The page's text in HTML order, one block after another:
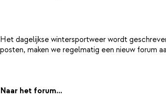
Het dagelijkse wintersportweer wordt
posten, maken we regelmatig een nieuw forum
Naar het forum...